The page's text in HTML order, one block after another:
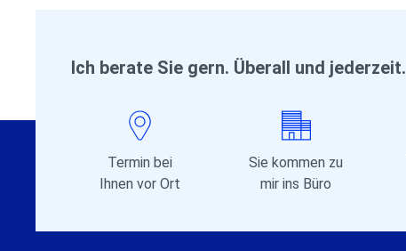
Ich berate Sie gern. Überall und jederzeit.
Termin bei
Ihnen vor Ort
Sie kommen zu
mir ins Büro